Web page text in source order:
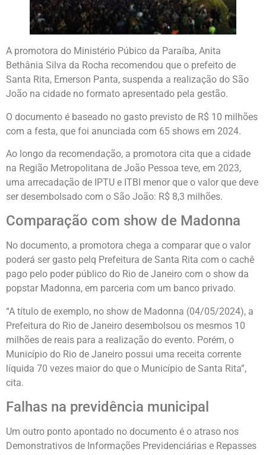
A promotora do Ministério Púbico da Paraíba, Anita
Bethânia Silva da Rocha recomendou que o prefeito de
Santa Rita, Emerson Panta, suspenda a realização do São
João na cidade no formato apresentado pela gestão.
O documento é baseado no gasto previsto de R$ 10 milhões
com a festa, que foi anunciada com 65 shows em 2024.
Ao longo da recomendação, a promotora cita que a cidade
na Região Metropolitana de João Pessoa teve, em 2023,
uma arrecadação de IPTU e ITBI menor que o valor que deve
ser desembolsado com o São João: R$ 8,3 milhões.
Comparação com show de Madonna
No documento, a promotora chega a comparar que o valor
poderá ser gasto pelq Prefeitura de Santa Rita com o cachê
pago pelo poder público do Rio de Janeiro com o show da
popstar Madonna, em parceria com um banco privado.
“A título de exemplo, no show de Madonna (04/05/2024), a
Prefeitura do Rio de Janeiro desembolsou os mesmos 10
milhões de reais para a realização do evento. Porém, o
Município do Rio de Janeiro possui uma receita corrente
líquida 70 vezes maior do que o Município de Santa Rita”,
cita.
Falhas na previdência municipal
Um outro ponto apontado no documento é o atraso nos
Demonstrativos de Informações Previdenciárias e Repasses